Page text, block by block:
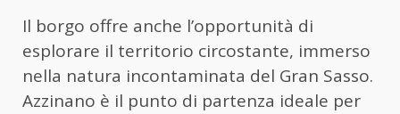
Il borgo offre anche l’opportunità di
esplorare il territorio circostante, immerso
nella natura incontaminata del Gran Sasso.
Azzinano è il punto di partenza ideale per